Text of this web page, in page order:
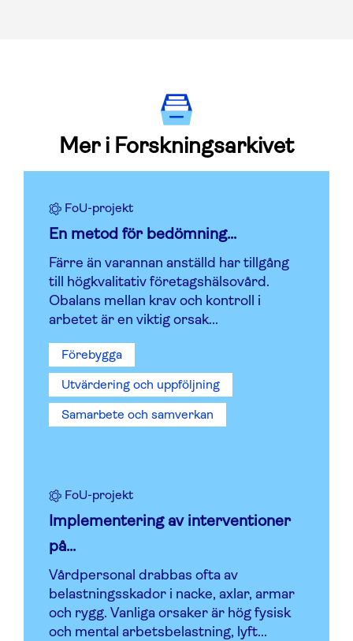
Mer i Forskningsarkivet
FoU-projekt
En metod för bedömning...
Färre än varannan anställd har tillgång
till högkvalitativ företagshälsovård.
Obalans mellan krav och kontroll i
arbetet är en viktig orsak...
Förebygga
Utvärdering och uppföljning
Samarbete och samverkan
FoU-projekt
Implementering av interventioner
på...
Vårdpersonal drabbas ofta av
belastningsskador i nacke, axlar, armar
och rygg. Vanliga orsaker är hög fysisk
och mental arbetsbelastning, lyft...